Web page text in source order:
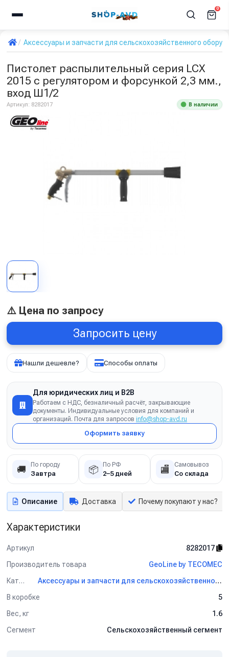
0
Аксессуары и запчасти для сельскохозяйственного
Пистолет распылительный серия LCX
2015 с регулятором и форсункой 2,3 мм.,
вход Ш1/2
Артикул: 8282017 В наличии
⚠️ Цена по запросу
Запросить цену
Нашли дешевле? Способы оплаты
Для юридических лиц и B2B
Работаем с НДС, безналичный расчёт, закрывающие
документы. Индивидуальные условия для компаний и
организаций. Почта для запросов info@shop-avd.ru
Оформить заявку
🚚 По городу
Завтра 📦 По РФ
2–5 дней 🏬 Самовывоз
Со склада
Описание Доставка Почему покупают у нас?
Характеристики
Артикул
8282017
Производитель товара
GeoLine by TECOMEC
Категория
Аксессуары и запчасти для сельскохозяйственного оборудования GeoLine by TECOMEC
В коробке
5
Вес, кг
1.6
Сегмент
Сельскохозяйственный сегмент